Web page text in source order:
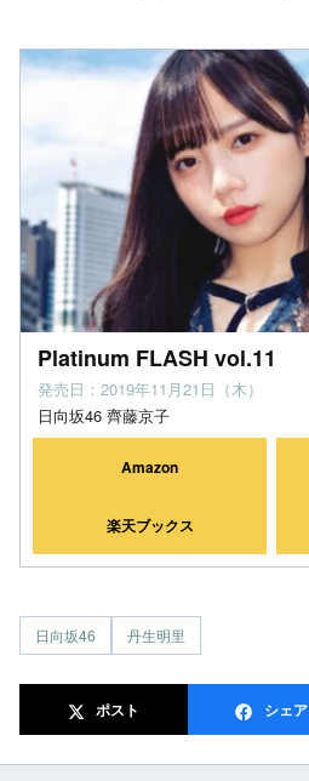
Platinum FLASH vol.11
発売日：2019年11月21日（木）
日向坂46 齊藤京子
Amazon
楽天ブックス
日向坂46 丹生明里
ポスト シェア